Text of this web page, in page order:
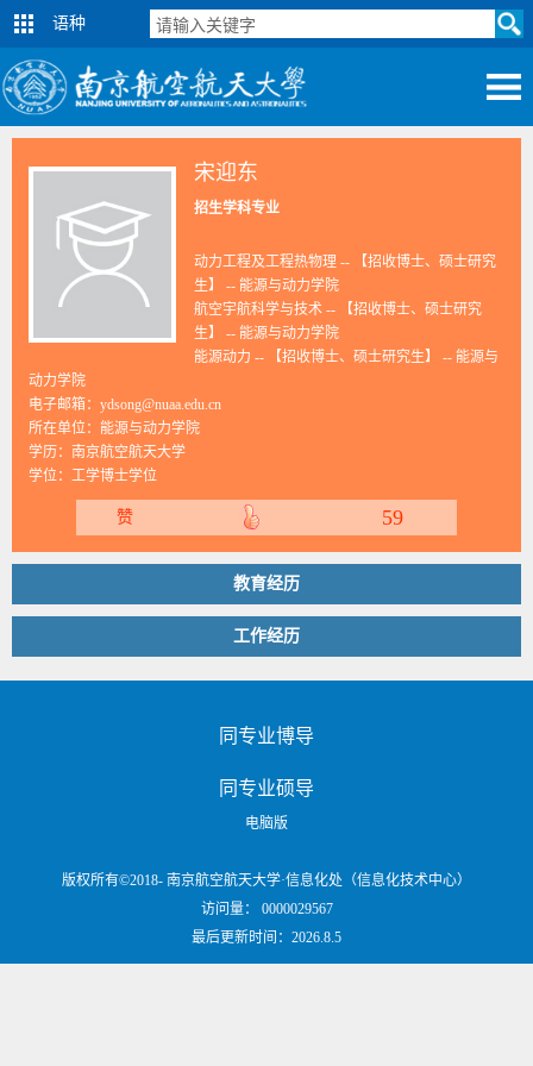
语种
宋迎东
招生学科专业
动力工程及工程热物理 -- 【招收博士、硕士研究
生】 -- 能源与动力学院
航空宇航科学与技术 -- 【招收博士、硕士研究
生】 -- 能源与动力学院
能源动力 -- 【招收博士、硕士研究生】 -- 能源与
动力学院
电子邮箱： ydsong@nuaa.edu.cn
所在单位：能源与动力学院
学历：南京航空航天大学
学位：工学博士学位
赞 59
教育经历
工作经历
同专业博导
同专业硕导
电脑版
版权所有©2018- 南京航空航天大学·信息化处（信息化技术中心）
访问量： 0000029567
最后更新时间： 2026.8.5